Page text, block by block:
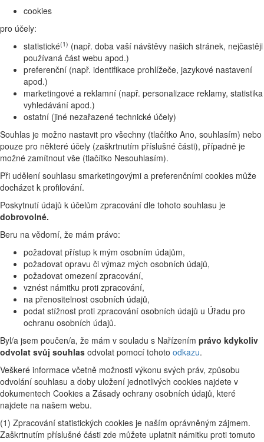
cookies
pro účely:
statistické(1) (např. doba vaší návštěvy našich stránek, nejčastěji
používaná část webu apod.)
preferenční (např. identifikace prohlížeče, jazykové nastavení
apod.)
marketingové a reklamní (např. personalizace reklamy, statistika
vyhledávání apod.)
ostatní (jiné nezařazené technické účely)
Souhlas je možno nastavit pro všechny (tlačítko Ano, souhlasím) nebo
pouze pro některé účely (zaškrtnutím příslušné části), případně je
možné zamítnout vše (tlačítko Nesouhlasím).
Při udělení souhlasu smarketingovými a preferenčními cookies může
docházet k profilování.
Poskytnutí údajů k účelům zpracování dle tohoto souhlasu je
dobrovolné.
Beru na vědomí, že mám právo:
požadovat přístup k mým osobním údajům,
požadovat opravu či výmaz mých osobních údajů,
požadovat omezení zpracování,
vznést námitku proti zpracování,
na přenositelnost osobních údajů,
podat stížnost proti zpracování osobních údajů u Úřadu pro
ochranu osobních údajů.
Byl/a jsem poučen/a, že mám v souladu s Nařízením právo kdykoliv
odvolat svůj souhlas odvolat pomocí tohoto odkazu.
Veškeré informace včetně možnosti výkonu svých práv, způsobu
odvolání souhlasu a doby uložení jednotlivých cookies najdete v
dokumentech Cookies a Zásady ochrany osobních údajů, které
najdete na našem webu.
(1) Zpracování statistických cookies je naším oprávněným zájmem.
Zaškrtnutím příslušné části zde můžete uplatnit námitku proti tomuto